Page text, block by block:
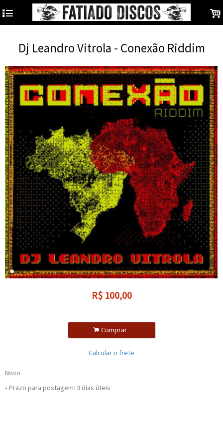
4 .
Dj Leandro Vitrola - Conexão Riddim
R$ 100,00
. Comprar
Calcular o frete
Novo
• Prazo para postagem: 3 dias úteis